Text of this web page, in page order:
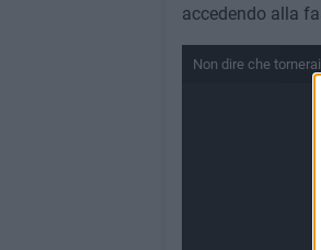
accedendo alla
Non dire che